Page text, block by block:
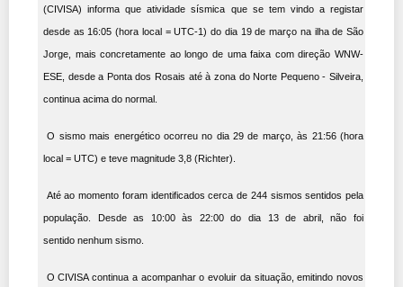
(CIVISA) informa que atividade sísmica que se tem vindo a registar
desde as 16:05 (hora local = UTC-1) do dia 19 de março na ilha de São
Jorge, mais concretamente ao longo de uma faixa com direção WNW-
ESE, desde a Ponta dos Rosais até à zona do Norte Pequeno - Silveira,
continua acima do normal.
O sismo mais energético ocorreu no dia 29 de março, às 21:56 (hora
local = UTC) e teve magnitude 3,8 (Richter).
Até ao momento foram identificados cerca de 244 sismos sentidos pela
população. Desde as 10:00 às 22:00 do dia 13 de abril, não foi
sentido nenhum sismo.
O CIVISA continua a acompanhar o evoluir da situação, emitindo novos